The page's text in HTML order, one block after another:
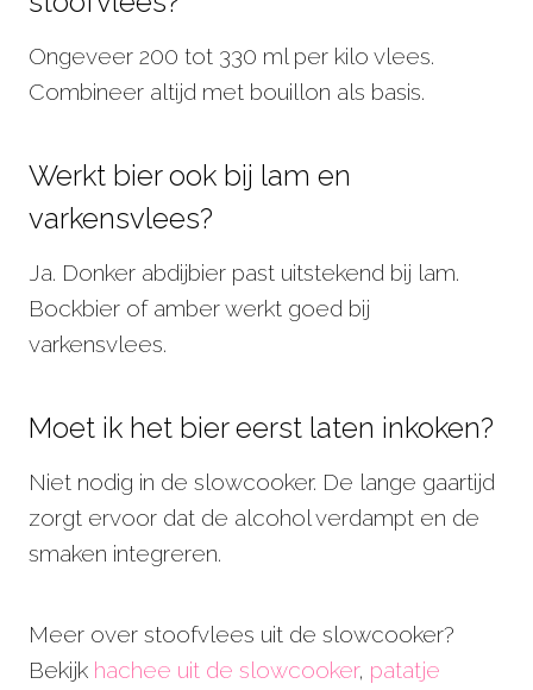
Ongeveer 200 tot 330 ml per kilo vlees.
Combineer altijd met bouillon als basis.
Werkt bier ook bij lam en
varkensvlees?
Ja. Donker abdijbier past uitstekend bij lam.
Bockbier of amber werkt goed bij
varkensvlees.
Moet ik het bier eerst laten inkoken?
Niet nodig in de slowcooker. De lange gaartijd
zorgt ervoor dat de alcohol verdampt en de
smaken integreren.
Meer over stoofvlees uit de slowcooker?
Bekijk hachee uit de slowcooker, patatje